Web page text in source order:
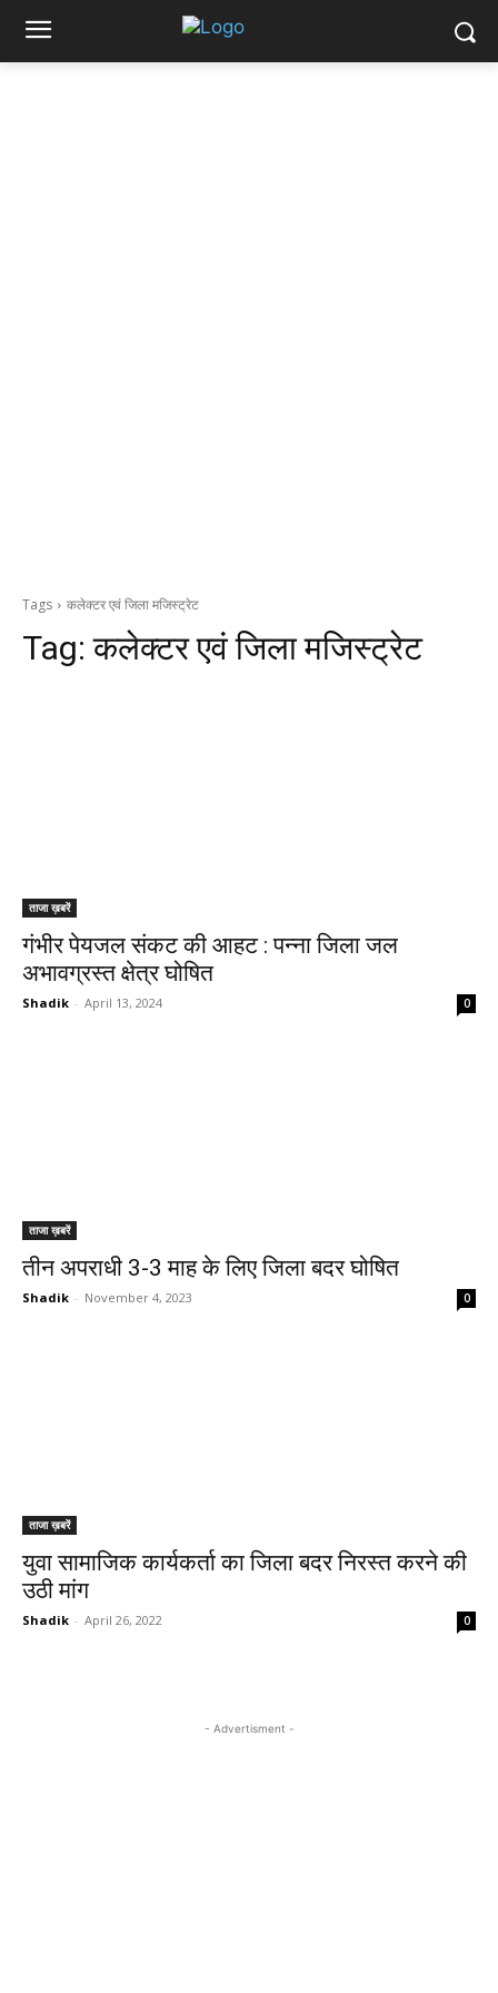
Tags कलेक्टर एवं जिला मजिस्ट्रेट
Tag:कलेक्टर एवं जिला मजिस्ट्रेट
ताजा ख़बरें
गंभीर पेयजल संकट की आहट : पन्ना जिला जल
अभावग्रस्त क्षेत्र घोषित
Shadik - April 13, 2024 0
ताजा ख़बरें
तीन अपराधी 3-3 माह के लिए जिला बदर घोषित
Shadik - November 4, 2023 0
ताजा ख़बरें
युवा सामाजिक कार्यकर्ता का जिला बदर निरस्त करने की
उठी मांग
Shadik - April 26, 2022 0
- Advertisment -